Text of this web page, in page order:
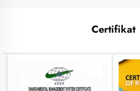
Certifikat